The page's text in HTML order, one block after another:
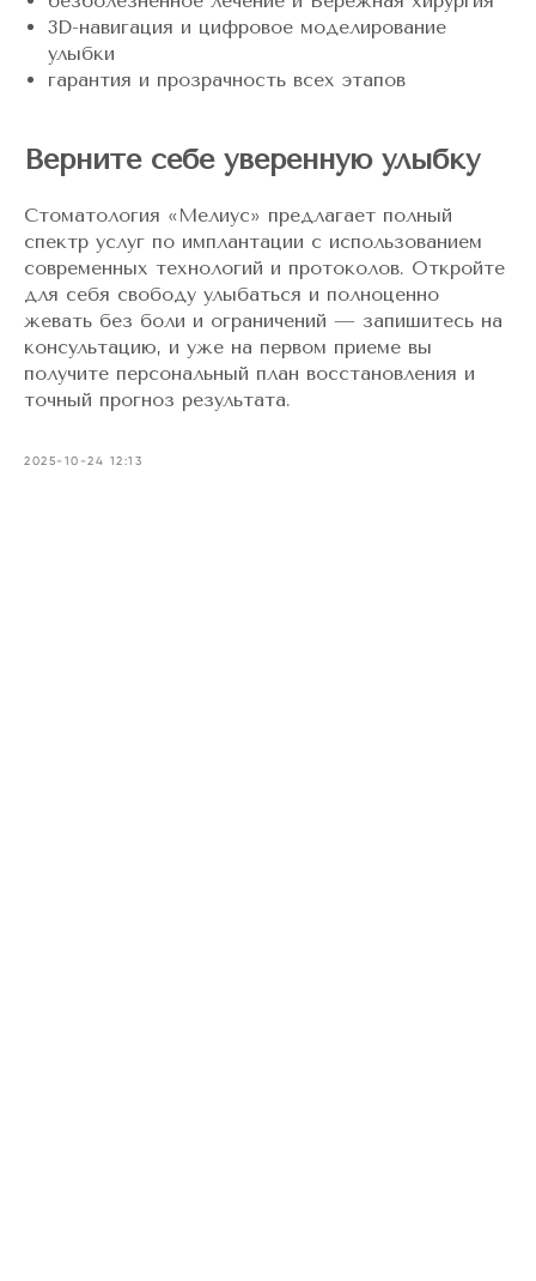
3D-навигация и цифровое моделирование
улыбки
гарантия и прозрачность всех этапов
Верните себе уверенную улыбку
Стоматология «Мелиус» предлагает полный
спектр услуг по имплантации с использованием
современных технологий и протоколов. Откройте
для себя свободу улыбаться и полноценно
жевать без боли и ограничений — запишитесь на
консультацию, и уже на первом приеме вы
получите персональный план восстановления и
точный прогноз результата.
2025-10-24 12:13